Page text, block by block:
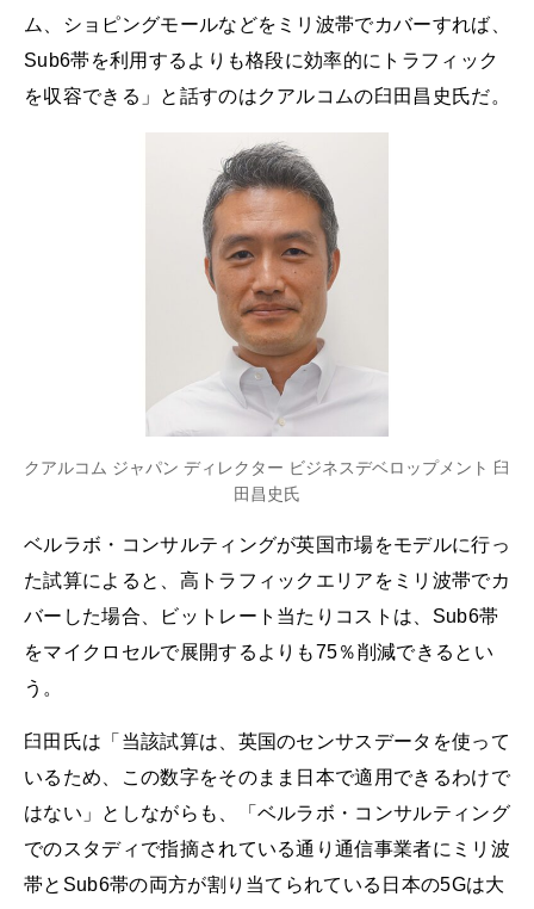
ム、ショピングモールなどをミリ波帯でカバーすれば、
Sub6帯を利用するよりも格段に効率的にトラフィック
を収容できる」と話すのはクアルコムの臼田昌史氏だ。
クアルコム ジャパン ディレクター ビジネスデベロップメント 臼
田昌史氏
ベルラボ・コンサルティングが英国市場をモデルに行っ
た試算によると、高トラフィックエリアをミリ波帯でカ
バーした場合、ビットレート当たりコストは、Sub6帯
をマイクロセルで展開するよりも75％削減できるとい
う。
臼田氏は「当該試算は、英国のセンサスデータを使って
いるため、この数字をそのまま日本で適用できるわけで
はない」としながらも、「ベルラボ・コンサルティング
でのスタディで指摘されている通り通信事業者にミリ波
帯とSub6帯の両方が割り当てられている日本の5Gは大